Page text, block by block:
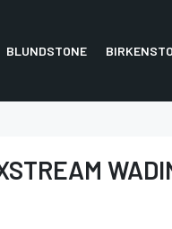
BLUNDSTONE